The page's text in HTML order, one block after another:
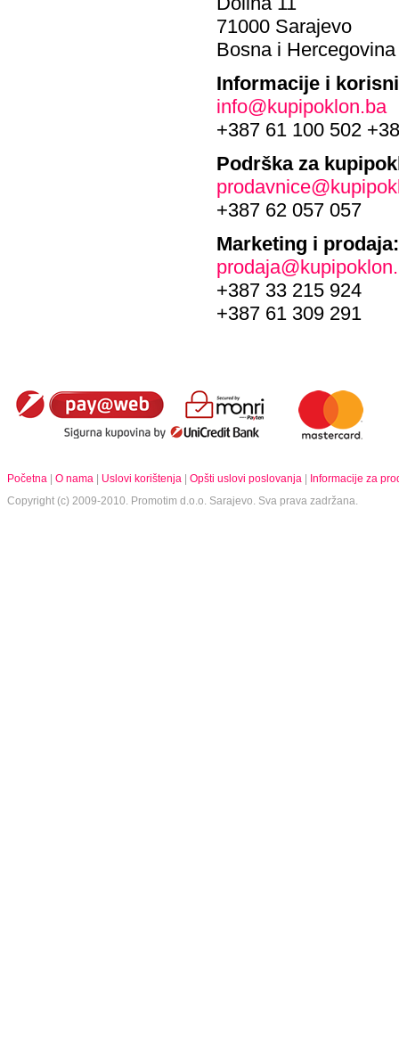
71000 Sarajevo
Bosna i Hercegovina
Informacije i
info@kupipoklon.ba
+387 61 100 502
Podrška za
+387 62 057 057
Marketing i prodaja:
+387 33 215 924
+387 61 309 291
Početna O nama Uslovi korištenja Opšti uslovi poslovanja
Informacije za
Copyright (c) 2009-2010. Promotim d.o.o. Sarajevo. Sva prava zadržana.